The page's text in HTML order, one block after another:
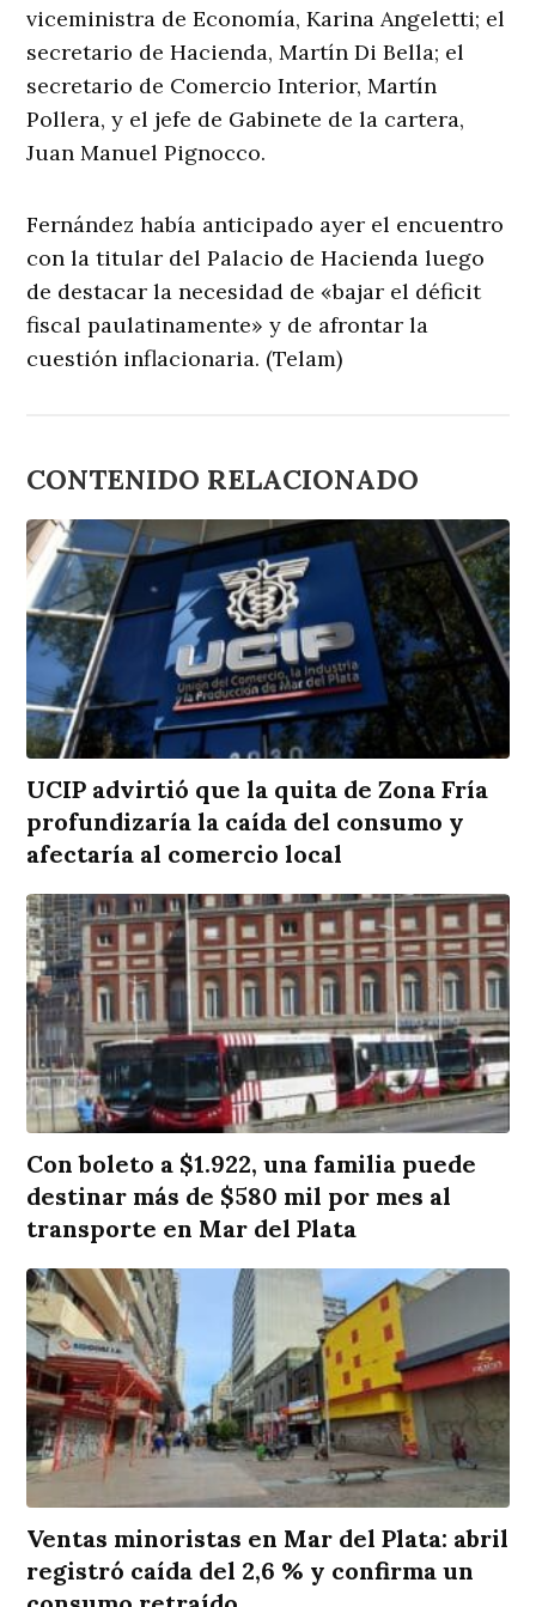
viceministra de Economía, Karina Angeletti; el
secretario de Hacienda, Martín Di Bella; el
secretario de Comercio Interior, Martín
Pollera, y el jefe de Gabinete de la cartera,
Juan Manuel Pignocco.
Fernández había anticipado ayer el encuentro
con la titular del Palacio de Hacienda luego
de destacar la necesidad de «bajar el déficit
fiscal paulatinamente» y de afrontar la
cuestión inflacionaria. (Telam)
CONTENIDO RELACIONADO
UCIP advirtió que la quita de Zona Fría
profundizaría la caída del consumo y
afectaría al comercio local
Con boleto a $1.922, una familia puede
destinar más de $580 mil por mes al
transporte en Mar del Plata
Ventas minoristas en Mar del Plata: abril
registró caída del 2,6 % y confirma un